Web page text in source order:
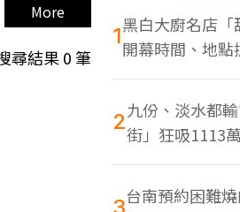
More
尋結果0筆
1黑白大廚名店「
開幕時間、地
蝦
2九份、淡水都
街」狂吸1113
色美食多
台南預約困難